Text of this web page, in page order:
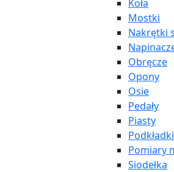
Koła
Mostki
Nakrętki
Obręcze
Opony
Osie
Pedały
Piasty
Pomiary
Siodełka